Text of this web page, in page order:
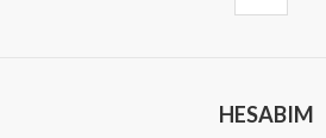
HESABIM